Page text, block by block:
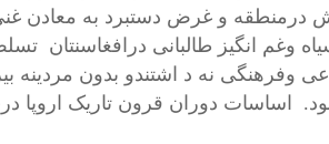
درمنطقه و غرض دستبرد به
وغم انگیز طالبانی درافغاسنتان
وفرهنگی نه د اشتندو بدون
اساسات دوران قرون تاریک اروپا